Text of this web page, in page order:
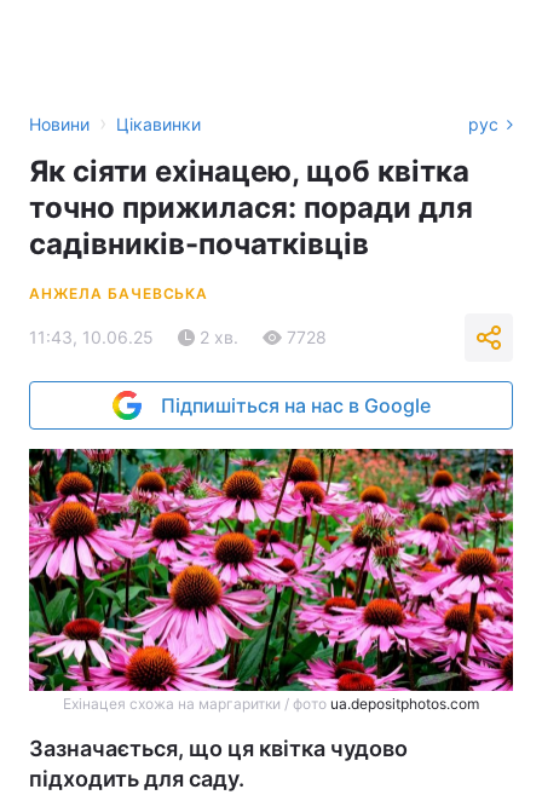
Новини › Цікавинки рус
Як сіяти ехінацею, щоб квітка
точно прижилася: поради для
садівників-початківців
АНЖЕЛА БАЧЕВСЬКА
11:43, 10.06.25 2 хв. 7728
Підпишіться на нас в Google
Ехінацея схожа на маргаритки / фото ua.depositphotos.com
Зазначається, що ця квітка чудово
підходить для саду.